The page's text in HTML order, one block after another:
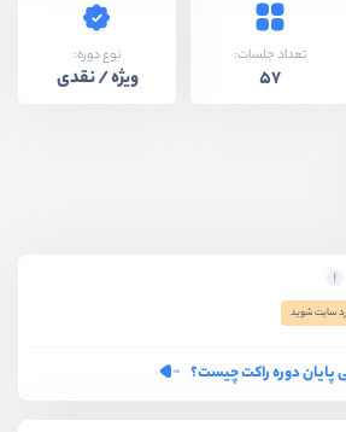
تعداد جلسات:
57
نوع دوره:
ویژه / نقدی
سایت شوید
پایان دوره راکت چیست؟